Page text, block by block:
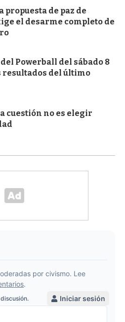
propuesta de paz de
el desarme completo de
Powerball del sábado 8
resultados del último
cuestión no es elegir